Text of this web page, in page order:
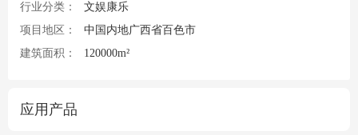
行业分类：
文娱康乐
项目地区：
中国内地广西省百色市
建筑面积：
120000m²
应用产品